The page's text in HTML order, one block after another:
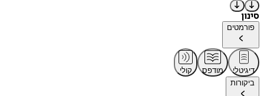
סינון
פורמטים
דיגיטלי מודפס
קולי
ביקורות